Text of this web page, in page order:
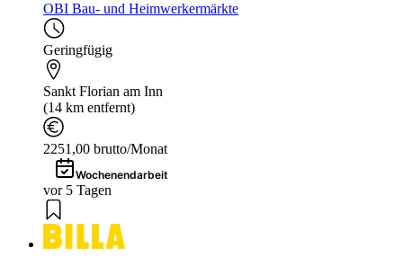
OBI Bau- und Heimwerkermärkte
Geringfügig
Sankt Florian am Inn
(14 km entfernt)
2251,00 brutto/Monat
Wochenendarbeit
vor 5 Tagen